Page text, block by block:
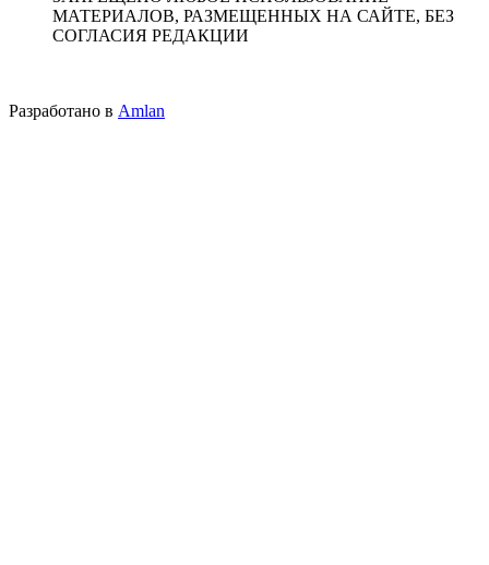
МАТЕРИАЛОВ, РАЗМЕЩЕННЫХ НА САЙТЕ, БЕЗ
СОГЛАСИЯ РЕДАКЦИИ
Разработано в Amlan